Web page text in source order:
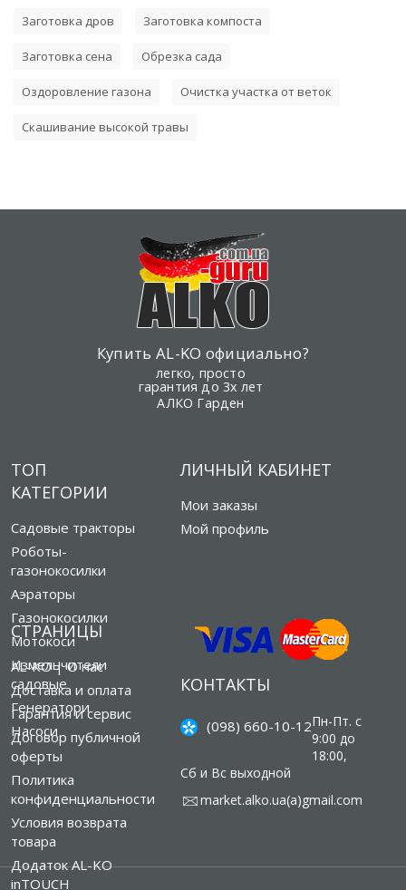
Заготовка дров Заготовка компоста
Заготовка сена Обрезка сада
Оздоровление газона Очистка участка от веток
Скашивание высокой травы
Купить AL-KO официально?
легко, просто
гарантия до 3х лет
АЛКО Гарден
ТОП
КАТЕГОРИИ
Садовые тракторы
Роботы-
газонокосилки
Аэраторы
Газонокосилки
Мотокоси
Измельчители
садовые
Генератори
Насоси
СТРАНИЦЫ
AL-KO | О нас
Доставка и оплата
Гарантия и сервис
Договор публичной
оферты
Политика
конфиденциальности
Условия возврата
товара
Додаток AL-KO
inTOUCH
ЛИЧНЫЙ КАБИНЕТ
Мои заказы
Мой профиль
КОНТАКТЫ
(098) 660-10-12Пн-Пт. с
9:00 до
18:00,
Сб и Вс выходной
market.alko.ua(а)gmail.com